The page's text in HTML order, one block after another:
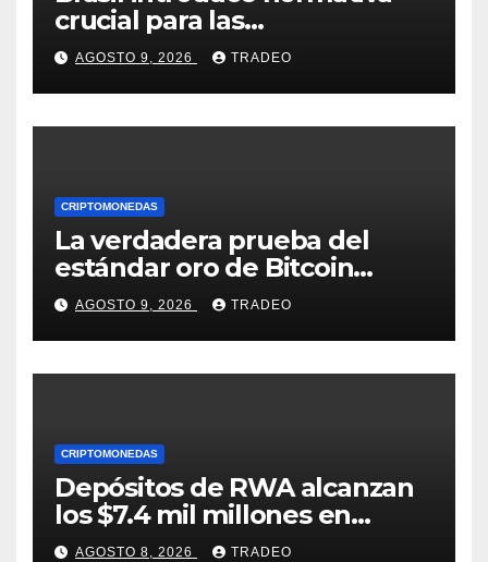
crucial para las
criptomonedas: ¿Llegó el fin
de las transferencias
instantáneas?
AGOSTO 9, 2026 TRADEO
CRIPTOMONEDAS
La verdadera prueba del
estándar oro de Bitcoin
apenas comienza en 2026
AGOSTO 9, 2026 TRADEO
CRIPTOMONEDAS
Depósitos de RWA alcanzan
los $7.4 mil millones en
medio de la caída de DeFi
AGOSTO 8, 2026 TRADEO